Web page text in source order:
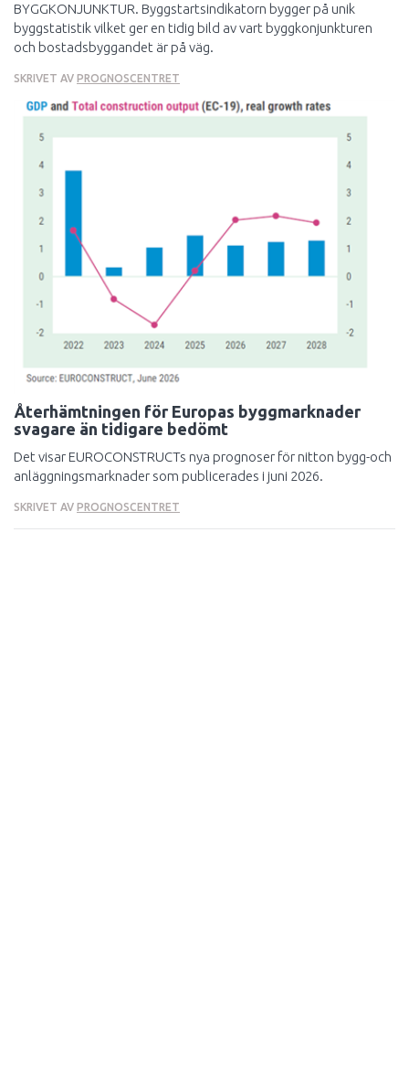
BYGGKONJUNKTUR. Byggstartsindikatorn bygger på unik
byggstatistik vilket ger en tidig bild av vart byggkonjunkturen
och bostadsbyggandet är på väg.
SKRIVET AV PROGNOSCENTRET
Återhämtningen för Europas byggmarknader
svagare än tidigare bedömt
Det visar EUROCONSTRUCTs nya prognoser för nitton bygg-och
anläggningsmarknader som publicerades i juni 2026.
SKRIVET AV PROGNOSCENTRET